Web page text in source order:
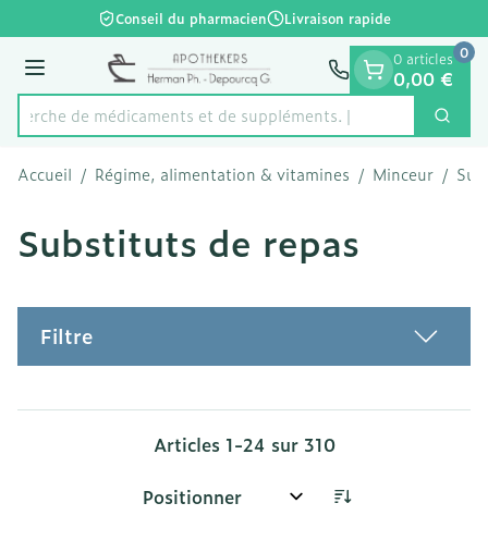
Aller au contenu
1 de 1
Conseil du pharmacien Livraison rapide
Menu
Rechercher
Recherche de médicamen
0 articles
0,00 €
0
Accueil / Régime, alimentation & vitamines / Minceur /
Substituts de repas
Filtre
Articles 1-24 sur 310
Trier par: